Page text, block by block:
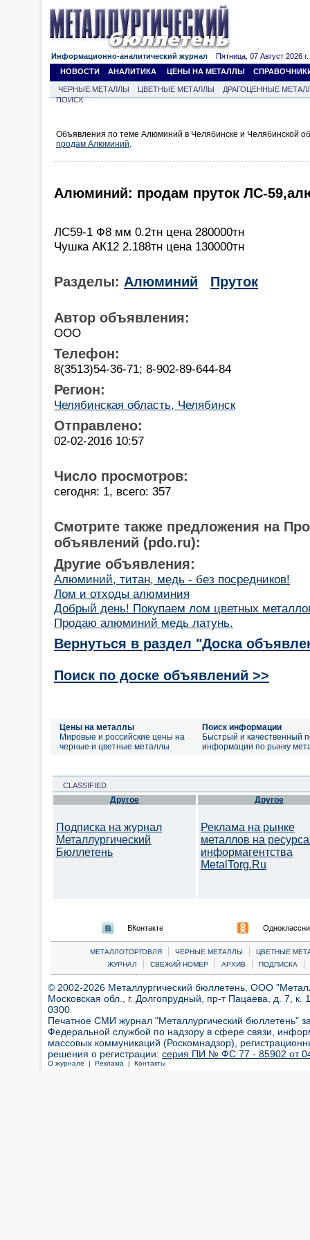
Информационно-аналитический журнал Пятница, 07 Август 2026 г.
НОВОСТИ
АНАЛИТИКА ЦЕНЫ НА МЕТАЛЛЫ
ЧЕРНЫЕ МЕТАЛЛЫ ЦВЕТНЫЕ МЕТАЛЛЫ
ДРАГОЦЕННЫЕ
ПОИСК
Объявления по теме Алюминий в Челябинске и Челябинской
продам Алюминий.
Алюминий: продам пруток ЛС-
ЛС59-1 Ф8 мм 0.2тн цена 280000тн
Чушка АК12 2.188тн цена 130000тн
Разделы: Алюминий Пруток
Автор объявления:
ООО
Телефон:
8(3513)54-36-71; 8-902-89-644-84
Регион:
Челябинская область, Челябинск
Отправлено:
02-02-2016 10:57
Число просмотров:
сегодня: 1, всего: 357
Смотрите также предложения на
объявлений (pdo.ru):
Другие объявления:
Алюминий, титан, медь - без посредников!
Лом и отходы алюминия
Добрый день! Покупаем лом цветных
Продаю алюминий медь латунь.
Вернуться в раздел "Доска
Поиск по доске объявлений >>
Цены на металлы
Мировые и российские цены на
черные и цветные металлы
Поиск информации
Быстрый и качественный
информации по рынку
CLASSIFIED
Другое
Подписка на журнал
Металлургический
Бюллетень
Другое
Реклама на рынке
металлов на
информагентства
MetalTorg.Ru
ВКонтакте
МЕТАЛЛОТОРГОВЛЯ | ЧЕРНЫЕ МЕТАЛЛЫ |
ЦВЕТНЫЕ
ЖУРНАЛ
| СВЕЖИЙ НОМЕР | АРХИВ | ПОДПИСКА |
© 2002-2026 Металлургический бюллетень, ООО
Московская обл., г. Долгопрудный, пр-т Пацаева, д. 7,
0300
Печатное СМИ журнал "Металлургический бюллетень"
Федеральной службой по надзору в сфере связи,
массовых коммуникаций (Роскомнадзор),
решения о регистрации: серия ПИ № ФС 77 - 85902 от 04
О журнале | Реклама | Контакты